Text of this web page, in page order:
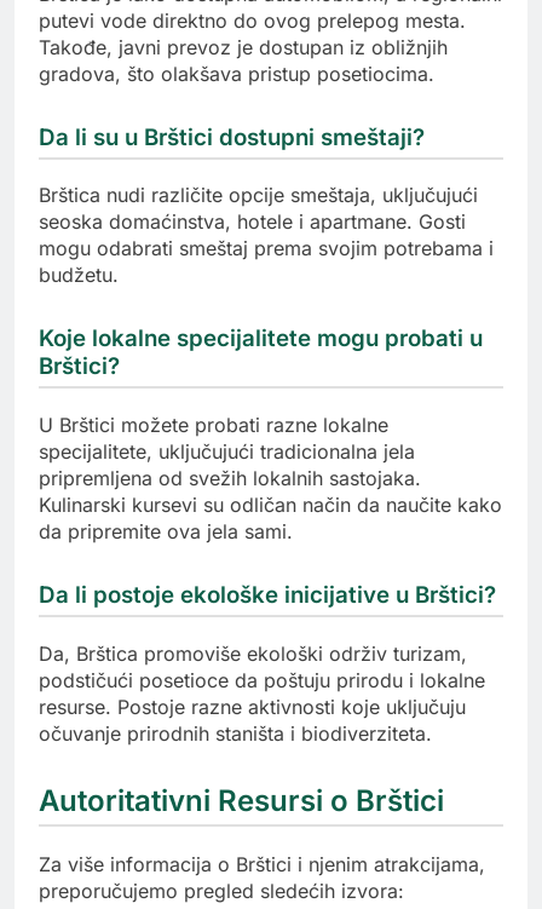
putevi vode direktno do ovog prelepog mesta.
Takođe, javni prevoz je dostupan iz obližnjih
gradova, što olakšava pristup posetiocima.
Da li su u Brštici dostupni smeštaji?
Brštica nudi različite opcije smeštaja, uključujući
seoska domaćinstva, hotele i apartmane. Gosti
mogu odabrati smeštaj prema svojim potrebama i
budžetu.
Koje lokalne specijalitete mogu probati u
Brštici?
U Brštici možete probati razne lokalne
specijalitete, uključujući tradicionalna jela
pripremljena od svežih lokalnih sastojaka.
Kulinarski kursevi su odličan način da naučite kako
da pripremite ova jela sami.
Da li postoje ekološke inicijative u Brštici?
Da, Brštica promoviše ekološki održiv turizam,
podstičući posetioce da poštuju prirodu i lokalne
resurse. Postoje razne aktivnosti koje uključuju
očuvanje prirodnih staništa i biodiverziteta.
Autoritativni Resursi o Brštici
Za više informacija o Brštici i njenim atrakcijama,
preporučujemo pregled sledećih izvora: